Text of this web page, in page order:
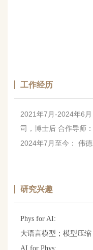
工作经历
2021年7月-2024年6
司，博士后 合作导师
2024年7月至今： 伟
研究兴趣
Phys for AI:
大语言模型；模型压缩
AI for Phys: